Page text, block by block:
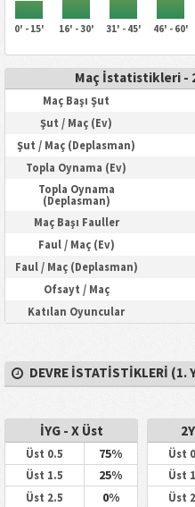
0' - 15' 16' - 30' 31' - 45' 46' - 60'
Maç İstatistikleri -
Maç Başı Şut
Şut / Maç (Ev)
Şut / Maç (Deplasman)
Topla Oynama (Ev)
Topla Oynama
(Deplasman)
Maç Başı Fauller
Faul / Maç (Ev)
Faul / Maç (Deplasman)
Ofsayt / Maç
Katılan Oyuncular
DEVRE İSTATISTIKLERI (1.
İYG - X Üst
Üst 0.5 75%
Üst 1.5 25%
Üst 2.5 0%
Üst
Üst
Üst